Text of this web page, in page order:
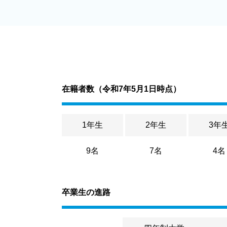
在籍者数（令和7年5月1日時点）
1年生
9名
2年生
7名
3年
4名
卒業生の進路